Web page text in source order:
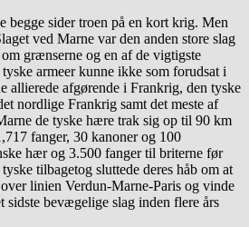
begge sider troen på en kort krig. Men
ved Marne var den anden store slag
grænserne og en af ​​de vigtigste
armeer kunne ikke som forudsat i
allierede afgørende i Frankrig, den tyske
nordlige Frankrig samt det meste af
de tyske hære trak sig op til 90 km
fanger, 30 kanoner og 100
hær og 3.500 fanger til briterne før
tilbagetog sluttede deres håb om at
linien Verdun-Marne-Paris og vinde
sidste bevægelige slag inden flere års